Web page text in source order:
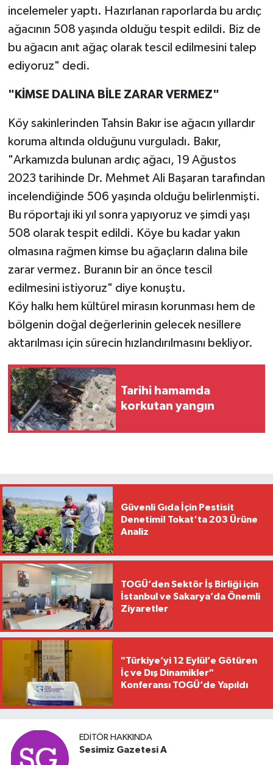
incelemeler yaptı. Hazırlanan raporlarda bu ardıç
ağacının 508 yaşında olduğu tespit edildi. Biz de
bu ağacın anıt ağaç olarak tescil edilmesini talep
ediyoruz" dedi.
"KİMSE DALINA BİLE ZARAR VERMEZ"
Köy sakinlerinden Tahsin Bakır ise ağacın yıllardır
koruma altında olduğunu vurguladı. Bakır,
"Arkamızda bulunan ardıç ağacı, 19 Ağustos
2023 tarihinde Dr. Mehmet Ali Başaran tarafından
incelendiğinde 506 yaşında olduğu belirlenmişti.
Bu röportajı iki yıl sonra yapıyoruz ve şimdi yaşı
508 olarak tespit edildi. Köye bu kadar yakın
olmasına rağmen kimse bu ağaçların dalına bile
zarar vermez. Buranın bir an önce tescil
edilmesini istiyoruz" diye konuştu.
Köy halkı hem kültürel mirasın korunması hem de
bölgenin doğal değerlerinin gelecek nesillere
aktarılması için sürecin hızlandırılmasını bekliyor.
Tarihi hamamda
korkutan yangın
Güvenli Gıda İçin Pestisit
Denetimi! Tokat'ta 203 Ürüne
Analiz
TOGÜ’den Sektör İş Birliği için
İstanbul ve Sakarya’da Önemli
Ziyaretler
"Türkiye’yi 12 Eylül’e Götüren
İç ve Dış Dinamikler"
Konferansı TOGÜ’de Yapıldı
EDITÖR HAKKINDA
Sesimiz Gazetesi A